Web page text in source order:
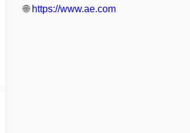
🌐 https://www.ae.com